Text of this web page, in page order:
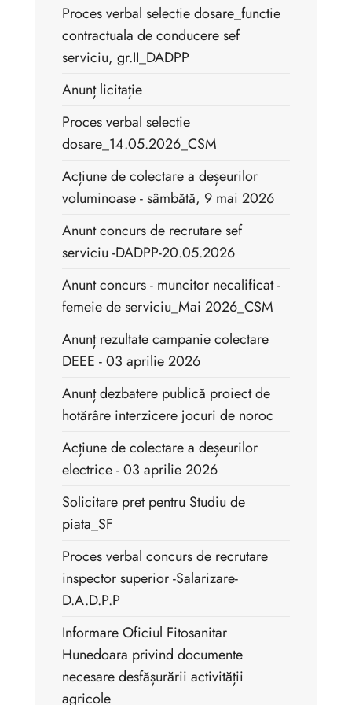
Proces verbal selectie dosare_functie
contractuala de conducere sef
serviciu, gr.II_DADPP
Anunț licitație
Proces verbal selectie
dosare_14.05.2026_CSM
Acțiune de colectare a deșeurilor
voluminoase - sâmbătă, 9 mai 2026
Anunt concurs de recrutare sef
serviciu -DADPP-20.05.2026
Anunt concurs - muncitor necalificat -
femeie de serviciu_Mai 2026_CSM
Anunț rezultate campanie colectare
DEEE - 03 aprilie 2026
Anunț dezbatere publică proiect de
hotărâre interzicere jocuri de noroc
Acțiune de colectare a deșeurilor
electrice - 03 aprilie 2026
Solicitare pret pentru Studiu de
piata_SF
Proces verbal concurs de recrutare
inspector superior -Salarizare-
D.A.D.P.P
Informare Oficiul Fitosanitar
Hunedoara privind documente
necesare desfășurării activității
agricole